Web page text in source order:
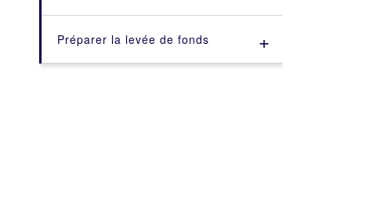
Préparer la levée de fonds +